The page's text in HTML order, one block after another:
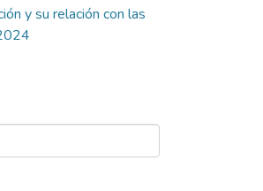
y su relación con las